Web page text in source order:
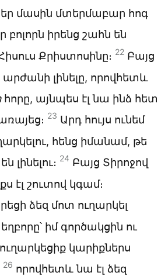
մասին մտերմաբար հոգ
բոլորն իրենց շահն են
Քրիստոսինը։ 22 Բայց
լինելը, որովհետև
հորը, այնպես էլ նա ինձ հետ
23 Արդ հույս ունեմ
հենց իմանամ, թե
լինելու։ 24 Բայց Տիրոջով
էլ շուտով կգամ։
ձեզ մոտ ուղարկել
իմ գործակցին ու
կարիքներս
26 որովհետև նա էլ ձեզ